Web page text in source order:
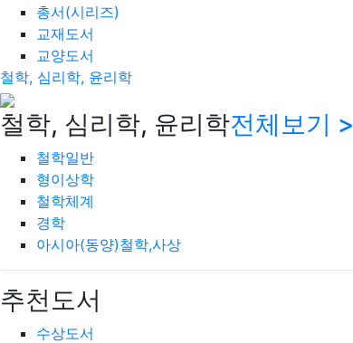
총서(시리즈)
교재도서
교양도서
철학, 심리학, 윤리학
철학, 심리학, 윤리학전체보기 >
철학일반
형이상학
철학체계
경학
아시아(동양)철학,사상
추천도서
수상도서